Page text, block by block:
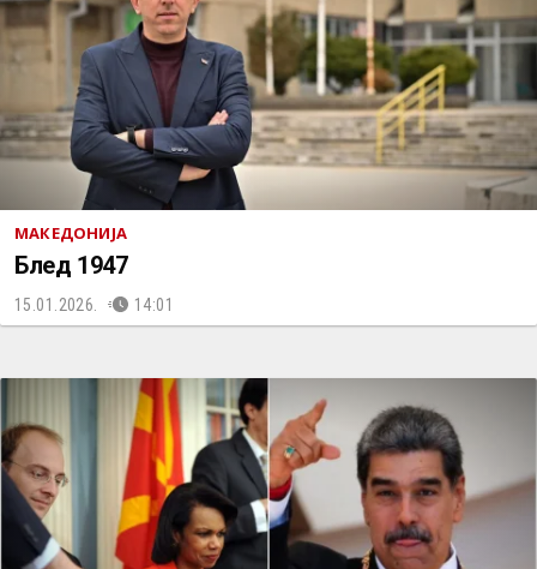
МАКЕДОНИЈА
Блед 1947
15.01.2026. 14:01